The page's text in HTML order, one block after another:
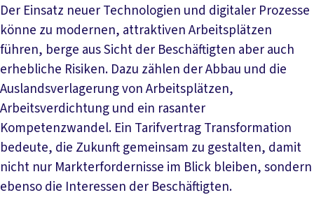
Der Einsatz neuer Technologien und digitaler Prozesse
könne zu modernen, attraktiven Arbeitsplätzen
führen, berge aus Sicht der Beschäftigten aber auch
erhebliche Risiken. Dazu zählen der Abbau und die
Auslandsverlagerung von Arbeitsplätzen,
Arbeitsverdichtung und ein rasanter
Kompetenzwandel. Ein Tarifvertrag Transformation
bedeute, die Zukunft gemeinsam zu gestalten, damit
nicht nur Markterfordernisse im Blick bleiben, sondern
ebenso die Interessen der Beschäftigten.